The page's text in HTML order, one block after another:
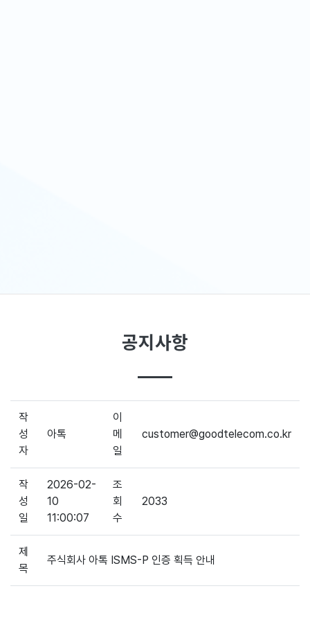
공지사항
작
성
자
아톡
이
메
일
customer@goodtelecom.co.kr
작
성
일
2026-02-
10
11:00:07
조
회
수
2033
제
목
주식회사 아톡 ISMS-P 인증 획득 안내